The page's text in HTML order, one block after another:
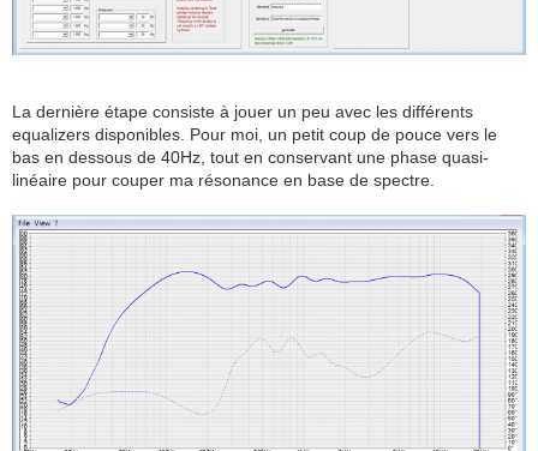
La dernière étape consiste à jouer un peu avec les différents
equalizers disponibles. Pour moi, un petit coup de pouce vers le
bas en dessous de 40Hz, tout en conservant une phase quasi-
linéaire pour couper ma résonance en base de spectre.